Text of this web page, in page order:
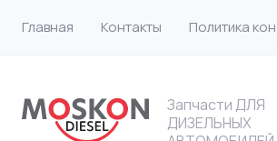
Главная Контакты Политика
Запчасти ДЛЯ
ДИЗЕЛЬНЫХ